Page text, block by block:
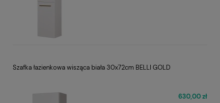
Szafka łazienkowa wisząca biała 30x72cm BELLI GOLD
630,00 zł